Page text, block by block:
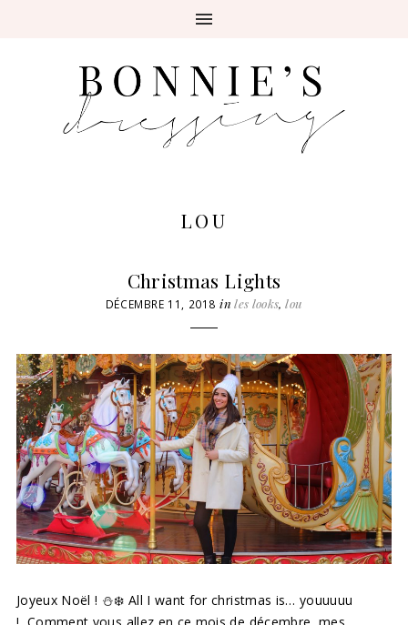
LOU
Christmas Lights
DÉCEMBRE 11, 2018 inles looks,lou
Joyeux Noël ! ⛄❄️ All I want for christmas is… youuuuu